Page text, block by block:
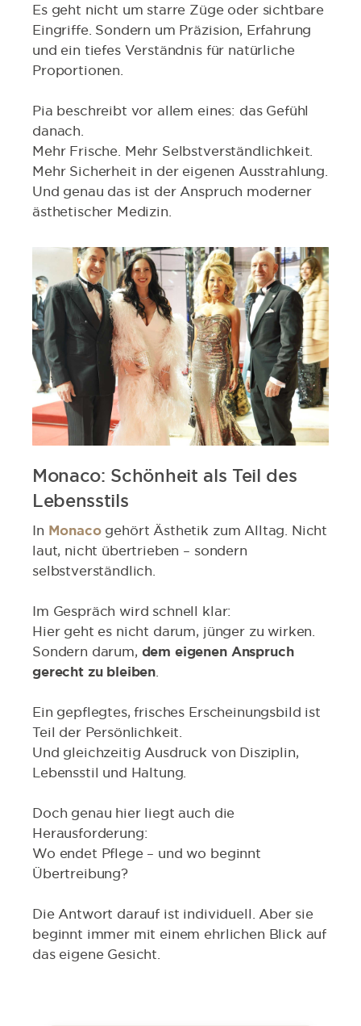
Es geht nicht um starre Züge oder sichtbare
Eingriffe. Sondern um Präzision, Erfahrung
und ein tiefes Verständnis für natürliche
Proportionen.
Pia beschreibt vor allem eines: das Gefühl
danach.
Mehr Frische. Mehr Selbstverständlichkeit.
Mehr Sicherheit in der eigenen Ausstrahlung.
Und genau das ist der Anspruch moderner
ästhetischer Medizin.
Monaco: Schönheit als Teil des
Lebensstils
In Monacogehört Ästhetik zum Alltag. Nicht
laut, nicht übertrieben – sondern
selbstverständlich.
Im Gespräch wird schnell klar:
Hier geht es nicht darum, jünger zu wirken.
Sondern darum, dem eigenen Anspruch
gerecht zu bleiben.
Ein gepflegtes, frisches Erscheinungsbild ist
Teil der Persönlichkeit.
Und gleichzeitig Ausdruck von Disziplin,
Lebensstil und Haltung.
Doch genau hier liegt auch die
Herausforderung:
Wo endet Pflege – und wo beginnt
Übertreibung?
Die Antwort darauf ist individuell. Aber sie
beginnt immer mit einem ehrlichen Blick auf
das eigene Gesicht.